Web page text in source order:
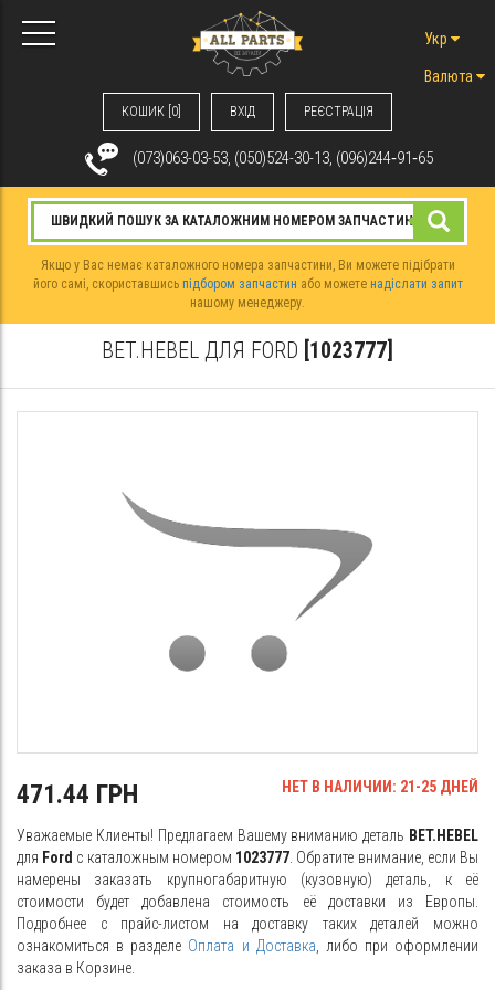
КОШИК [0] ВХIД РЕЄСТРАЦІЯ
Укр
Валюта
(073)063-03-53, (050)524-30-13, (096)244‑91‑65
Якщо у Вас немає каталожного номера запчастини, Ви можете підібрати
його самі, скориставшись підбором запчастин або можете надіслати запит
нашому менеджеру.
BET.HEBEL ДЛЯ FORD [1023777]
471.44 ГРН НЕТ В НАЛИЧИИ: 21-25 ДНЕЙ
Уважаемые Клиенты! Предлагаем Вашему вниманию деталь BET.HEBEL
для Ford с каталожным номером 1023777 . Обратите внимание, если Вы
намерены заказать крупногабаритную (кузовную) деталь, к её
стоимости будет добавлена стоимость её доставки из Европы.
Подробнее с прайс-листом на доставку таких деталей можно
ознакомиться в разделе Оплата и Доставка , либо при оформлении
заказа в Корзине.